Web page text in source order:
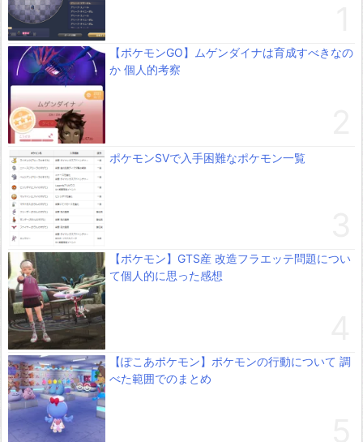
【ポケモンGO】ムゲンダイナは育成すべきなの
か 個人的考察
ポケモンSVで入手困難なポケモン一覧
【ポケモン】GTS産 改造フラエッテ問題につい
て個人的に思った感想
【ぽこあポケモン】ポケモンの行動について 調
べた範囲でのまとめ